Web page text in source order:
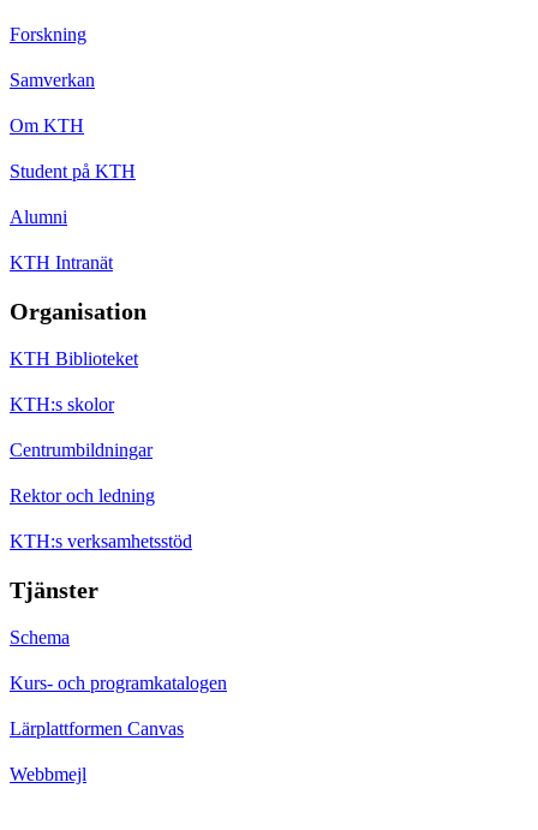
Forskning
Samverkan
Om KTH
Student på KTH
Alumni
KTH Intranät
Organisation
KTH Biblioteket
KTH:s skolor
Centrumbildningar
Rektor och ledning
KTH:s verksamhetsstöd
Tjänster
Schema
Kurs- och programkatalogen
Lärplattformen Canvas
Webbmejl